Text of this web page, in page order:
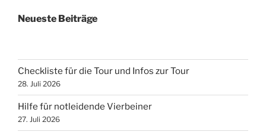
Neueste Beiträge
Checkliste für die Tour und Infos zur Tour
28. Juli 2026
Hilfe für notleidende Vierbeiner
27. Juli 2026